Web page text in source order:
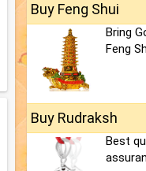
Buy Feng Shui
Bring
Feng
Buy Rudraksh
Best